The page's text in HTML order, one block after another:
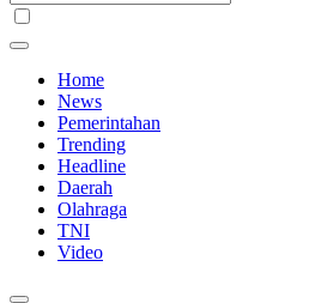
Home
News
Pemerintahan
Trending
Headline
Daerah
Olahraga
TNI
Video